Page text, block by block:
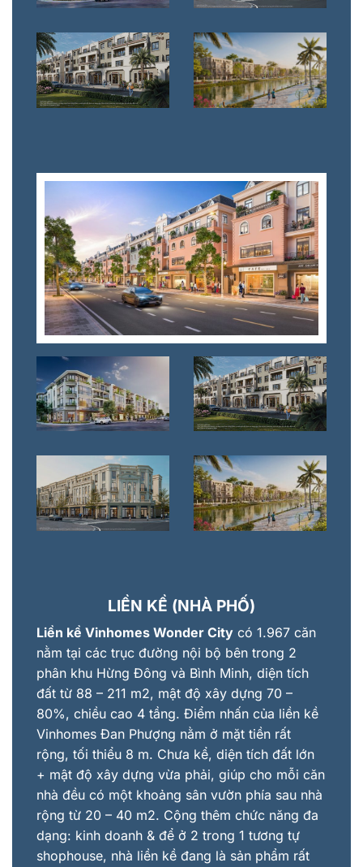
LIỀN KỀ (NHÀ PHỐ)
Liền kề Vinhomes Wonder City có 1.967 căn
nằm tại các trục đường nội bộ bên trong 2
phân khu Hừng Đông và Bình Minh, diện tích
đất từ 88 – 211 m2, mật độ xây dựng 70 –
80%, chiều cao 4 tầng. Điểm nhấn của liền kề
Vinhomes Đan Phượng nằm ở mặt tiền rất
rộng, tối thiểu 8 m. Chưa kể, diện tích đất lớn
+ mật độ xây dựng vừa phải, giúp cho mỗi căn
nhà đều có một khoảng sân vườn phía sau nhà
rộng từ 20 – 40 m2. Cộng thêm chức năng đa
dạng: kinh doanh & để ở 2 trong 1 tương tự
shophouse, nhà liền kề đang là sản phẩm rất